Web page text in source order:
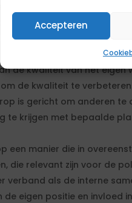
Accepteren
en durft daarbij risico’s te
voor de organisatie te
van doelen naar beoogde
effectieve wijze te
de kwaliteit van het eigen
de kwaliteit te verbeteren.
is gericht om anderen te
te krijgen met bepaalde
een manier die in
die relevant zijn voor de
verband als de interne
de eigen positie en invloed